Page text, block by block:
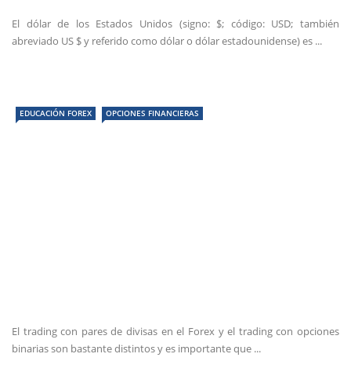
El dólar de los Estados Unidos (signo: $; código: USD; también
abreviado US $ y referido como dólar o dólar estadounidense) es ...
EDUCACIÓN FOREX OPCIONES FINANCIERAS
El trading con pares de divisas en el Forex y el trading con opciones
binarias son bastante distintos y es importante que ...